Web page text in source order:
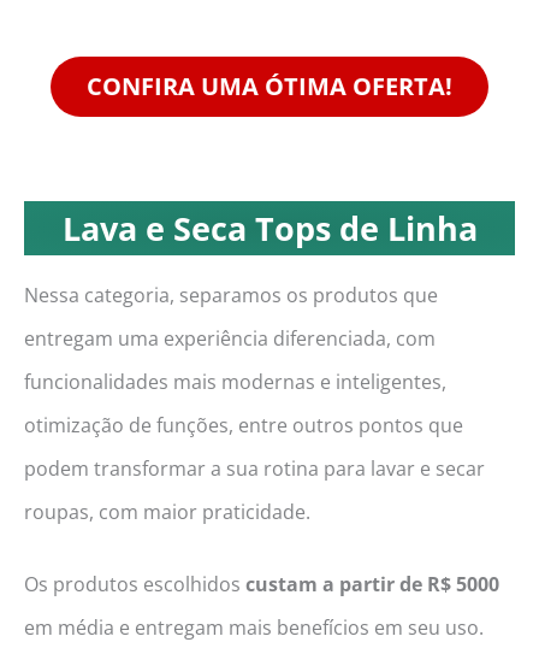
CONFIRA UMA ÓTIMA OFERTA!
Lava e Seca Tops de Linha
Nessa categoria, separamos os produtos que
entregam uma experiência diferenciada, com
funcionalidades mais modernas e inteligentes,
otimização de funções, entre outros pontos que
podem transformar a sua rotina para lavar e secar
roupas, com maior praticidade.
Os produtos escolhidos custam a partir de R$ 5000
em média e entregam mais benefícios em seu uso.